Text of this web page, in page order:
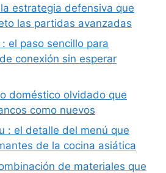
estrategia defensiva que
las partidas avanzadas
el paso sencillo para
conexión sin esperar
doméstico olvidado que
como nuevos
: el detalle del menú que
de la cocina asiática
de materiales que